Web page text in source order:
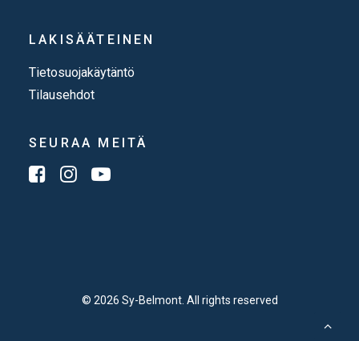
LAKISÄÄTEINEN
Tietosuojakäytäntö
Tilausehdot
SEURAA MEITÄ
© 2026 Sy-Belmont. All rights reserved